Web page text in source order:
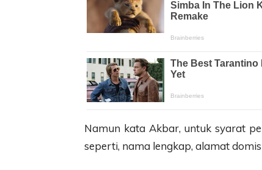
Namun kata Akbar, untuk syarat
seperti, nama lengkap, alamat